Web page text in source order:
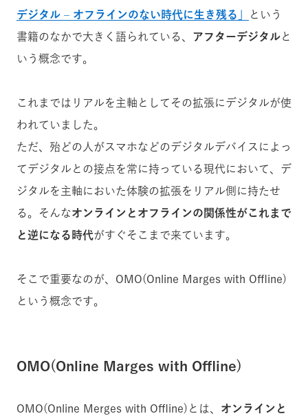
デジタル – オフラインのない時代に生き残る」
という
書籍のなかで大きく語られている、 アフターデジタルと
いう概念です。
これまではリアルを主軸としてその拡張にデジタルが使
われていました。
ただ、殆どの人がスマホなどのデジタルデバイスによっ
てデジタルとの接点を常に持っている現代において、デ
ジタルを主軸においた体験の拡張をリアル側に持たせ
る。そんなオンラインとオフラインの関係性がこれまで
と逆になる時代がすぐそこまで来ています。
そこで重要なのが、OMO(Online Marges with Offline)
という概念です。
OMO(Online Marges with Offline)
OMO(Online Merges with Offline)とは、 オンラインと